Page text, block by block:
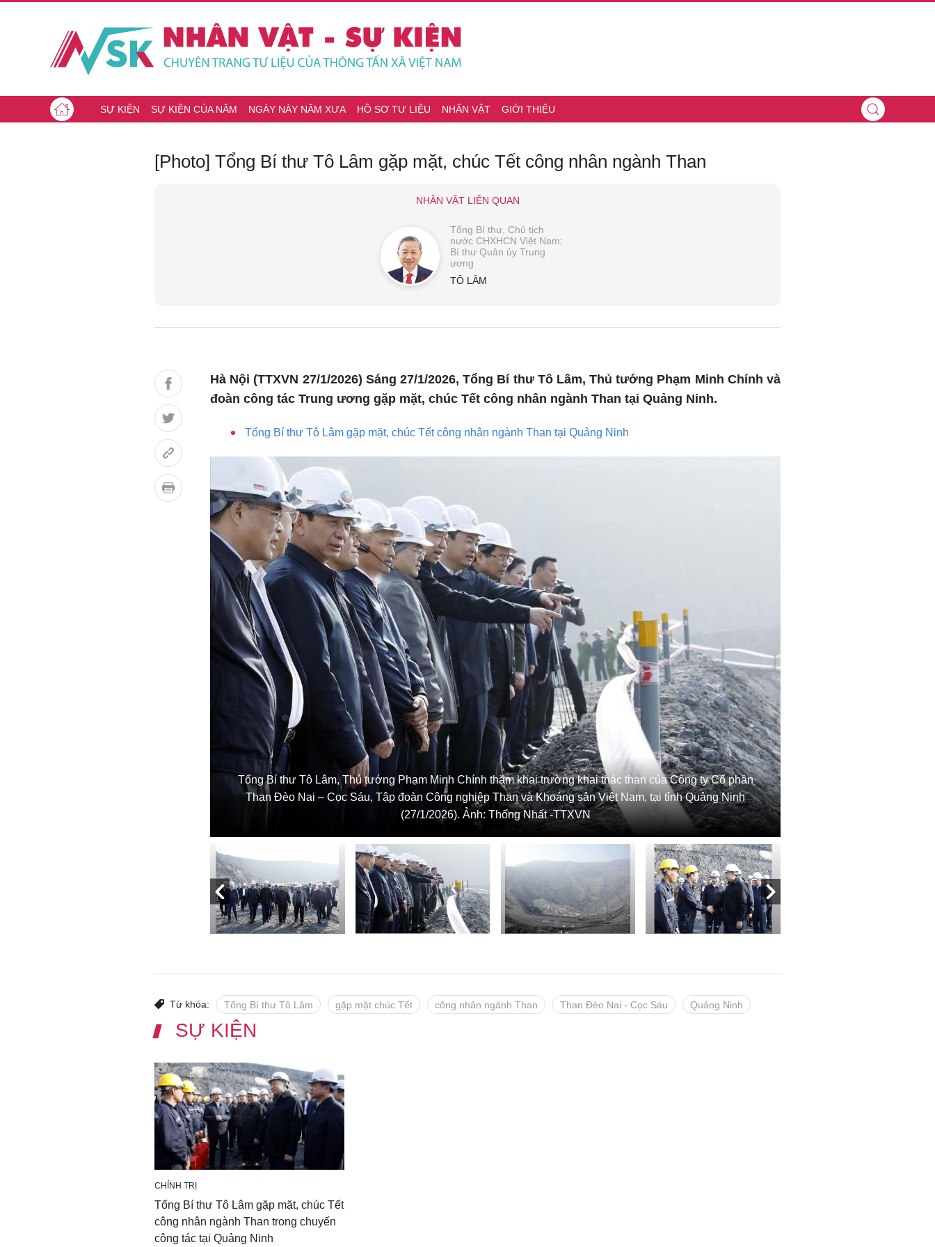
SỰ KIỆN SỰ KIỆN CỦA NĂM NGÀY NÀY NĂM XƯA HỒ SƠ TƯ LIỆU NHÂN VẬT GIỚI THIỆU
[Photo] Tổng Bí thư Tô Lâm gặp mặt, chúc Tết công nhân ngành Than
NHÂN VẬT LIÊN QUAN
Tổng Bí thư, Chủ tịch
nước CHXHCN Việt Nam;
Bí thư Quân ủy Trung
ương
TÔ LÂM
Hà Nội (TTXVN 27/1/2026) Sáng 27/1/2026, Tổng Bí thư Tô Lâm, Thủ tướng Phạm Minh Chính và
đoàn công tác Trung ương gặp mặt, chúc Tết công nhân ngành Than tại Quảng Ninh.
Tổng Bí thư Tô Lâm gặp mặt, chúc Tết công nhân ngành Than tại Quảng Ninh
Tổng Bí thư Tô Lâm, Thủ tướng Phạm Minh Chính thăm khai trường khai thác than của Công ty Cổ phần
Than Đèo Nai – Cọc Sáu, Tập đoàn Công nghiệp Than và Khoáng sản Việt Nam, tại tỉnh Quảng Ninh
(27/1/2026). Ảnh: Thống Nhất -TTXVN
Từ khóa: Tổng Bí thư Tô Lâm gặp mặt chúc Tết công nhân ngành Than Than Đèo Nai - Cọc Sáu Quảng Ninh
SỰ KIỆN
CHÍNH TRỊ
Tổng Bí thư Tô Lâm gặp mặt, chúc Tết
công nhân ngành Than trong chuyến
công tác tại Quảng Ninh